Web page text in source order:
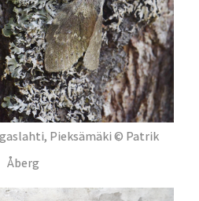
Pieksämäki © Patrik
Åberg